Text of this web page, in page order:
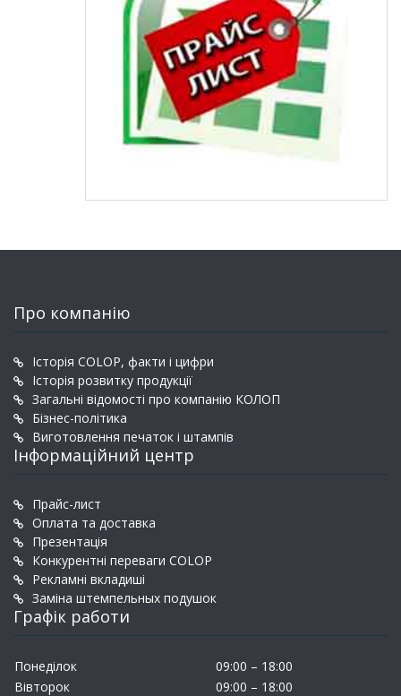
Про компанію
Історія COLOP, факти і цифри
Історія розвитку продукції
Загальні відомості про компанію КОЛОП
Бізнес-політика
Виготовлення печаток і штампів
Інформаційний центр
Прайс-лист
Оплата та доставка
Презентація
Конкурентні переваги COLOP
Рекламні вкладиші
Заміна штемпельных подушок
Графік работи
Понеділок
09:00 – 18:00
Вівторок
09:00 – 18:00